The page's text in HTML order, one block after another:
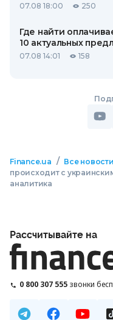
07.08 18:00 250
Где найти
10 актуальных
07.08 14:01 158
Finance.ua / Все новости
происходит с
аналитика
Рассчитывайте на
0 800 307 555 звонки